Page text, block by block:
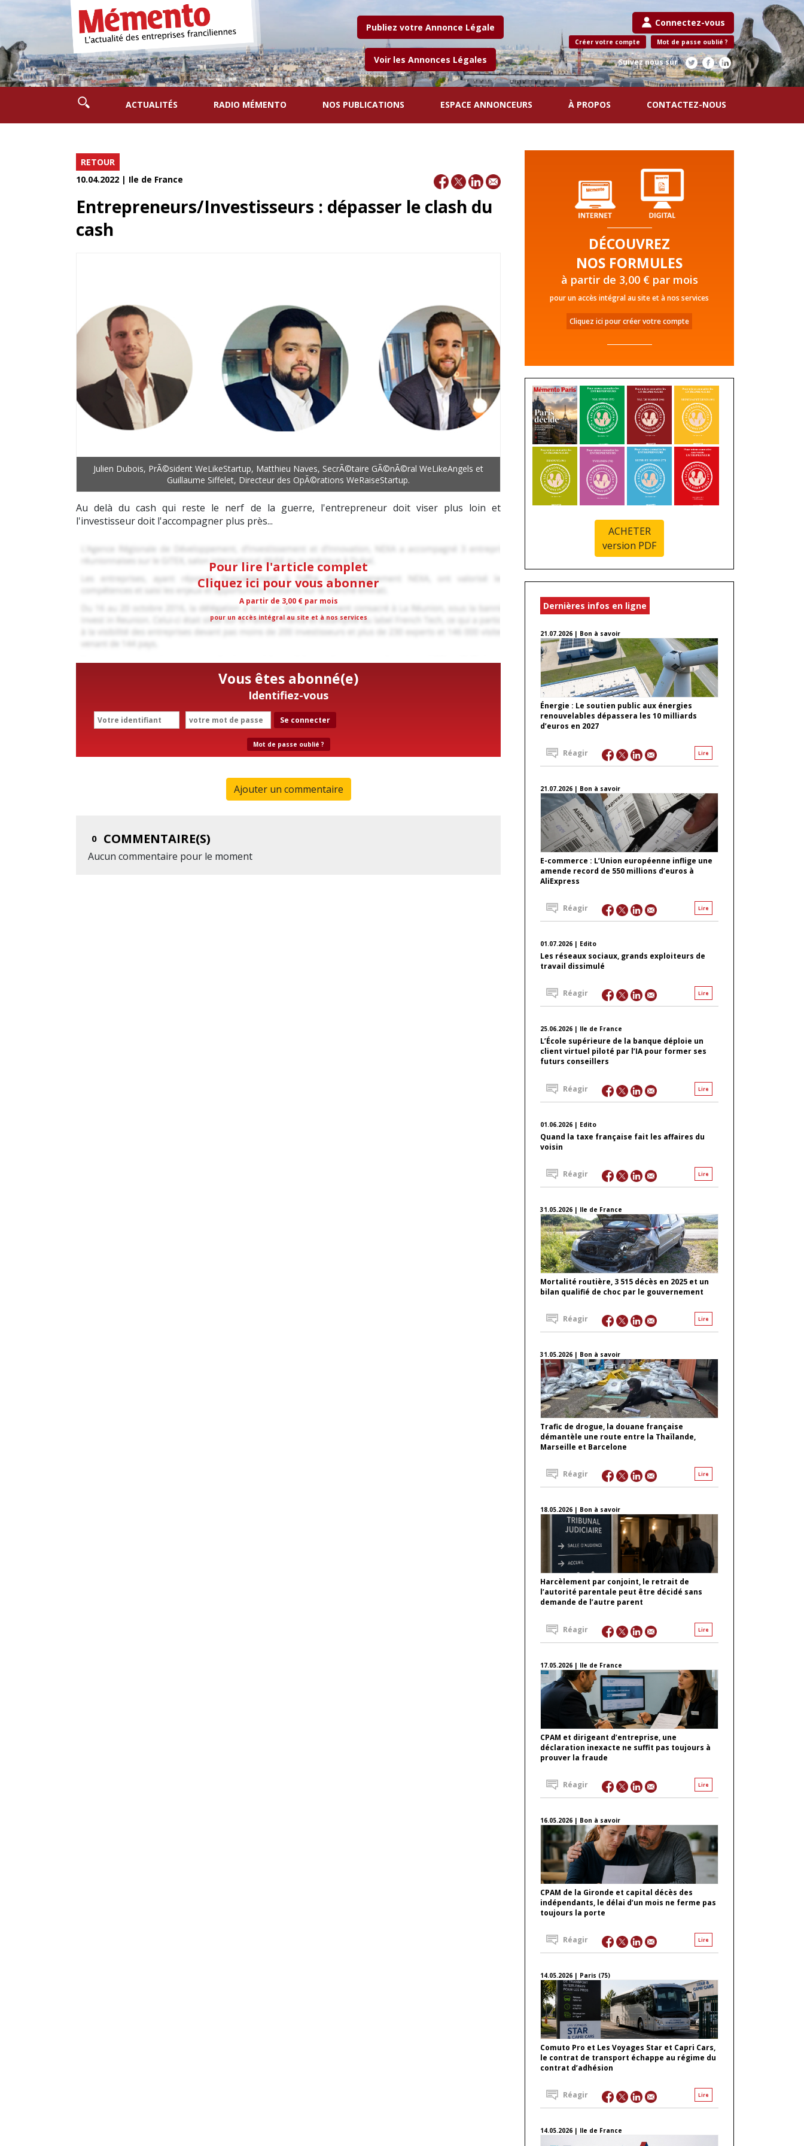
Publiez votre Annonce Légale
Voir les Annonces Légales
Connectez-vous
Créer votre compte Mot de passe oublié ?
Suivez nous sur
ACTUALITÉS RADIO MÉMENTO NOS PUBLICATIONS ESPACE ANNONCEURS À PROPOS CONTACTEZ-NOUS
RETOUR
10.04.2022 | Ile de France
Entrepreneurs/Investisseurs : dépasser le clash du
cash
Julien Dubois, PrÃ©sident WeLikeStartup, Matthieu Naves, SecrÃ©taire GÃ©nÃ©ral WeLikeAngels et
Guillaume Siffelet, Directeur des OpÃ©rations WeRaiseStartup.
Au delà du cash qui reste le nerf de la guerre, l'entrepreneur doit viser plus loin et
l'investisseur doit l'accompagner plus près...
Pour lire l'article complet
Cliquez ici pour vous abonner
A partir de 3,00 € par mois
pour un accès intégral au site et à nos services
Vous êtes abonné(e)
Identifiez-vous
Se connecter
Mot de passe oublié ?
Ajouter un commentaire
0 COMMENTAIRE(S)
Aucun commentaire pour le moment
DÉCOUVREZ
NOS FORMULES
à partir de 3,00 € par mois
pour un accès intégral au site et à nos services
Cliquez ici pour créer votre compte
ACHETER
version PDF
Dernières infos en ligne
21.07.2026 | Bon à savoir
Énergie : Le soutien public aux énergies
renouvelables dépassera les 10 milliards
d’euros en 2027
Lire
Réagir
21.07.2026 | Bon à savoir
E-commerce : L’Union européenne inflige une
amende record de 550 millions d’euros à
AliExpress
Lire
Réagir
01.07.2026 | Edito
Les réseaux sociaux, grands exploiteurs de
travail dissimulé
Lire
Réagir
25.06.2026 | Ile de France
L’École supérieure de la banque déploie un
client virtuel piloté par l’IA pour former ses
futurs conseillers
Lire
Réagir
01.06.2026 | Edito
Quand la taxe française fait les affaires du
voisin
Lire
Réagir
31.05.2026 | Ile de France
Mortalité routière, 3 515 décès en 2025 et un
bilan qualifié de choc par le gouvernement
Lire
Réagir
31.05.2026 | Bon à savoir
Trafic de drogue, la douane française
démantèle une route entre la Thaïlande,
Marseille et Barcelone
Lire
Réagir
18.05.2026 | Bon à savoir
Harcèlement par conjoint, le retrait de
l’autorité parentale peut être décidé sans
demande de l’autre parent
Lire
Réagir
17.05.2026 | Ile de France
CPAM et dirigeant d’entreprise, une
déclaration inexacte ne suffit pas toujours à
prouver la fraude
Lire
Réagir
16.05.2026 | Bon à savoir
CPAM de la Gironde et capital décès des
indépendants, le délai d’un mois ne ferme pas
toujours la porte
Lire
Réagir
14.05.2026 | Paris (75)
Comuto Pro et Les Voyages Star et Capri Cars,
le contrat de transport échappe au régime du
contrat d’adhésion
Lire
Réagir
14.05.2026 | Ile de France